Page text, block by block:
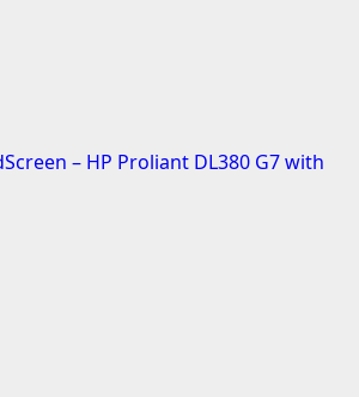
– HP Proliant DL380 G7 with